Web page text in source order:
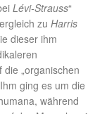
Lévi-Strauss“
zu Harris
dieser ihm
„organischen
ging es um die
während